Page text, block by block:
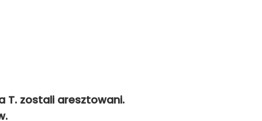
T. zostali aresztowani.